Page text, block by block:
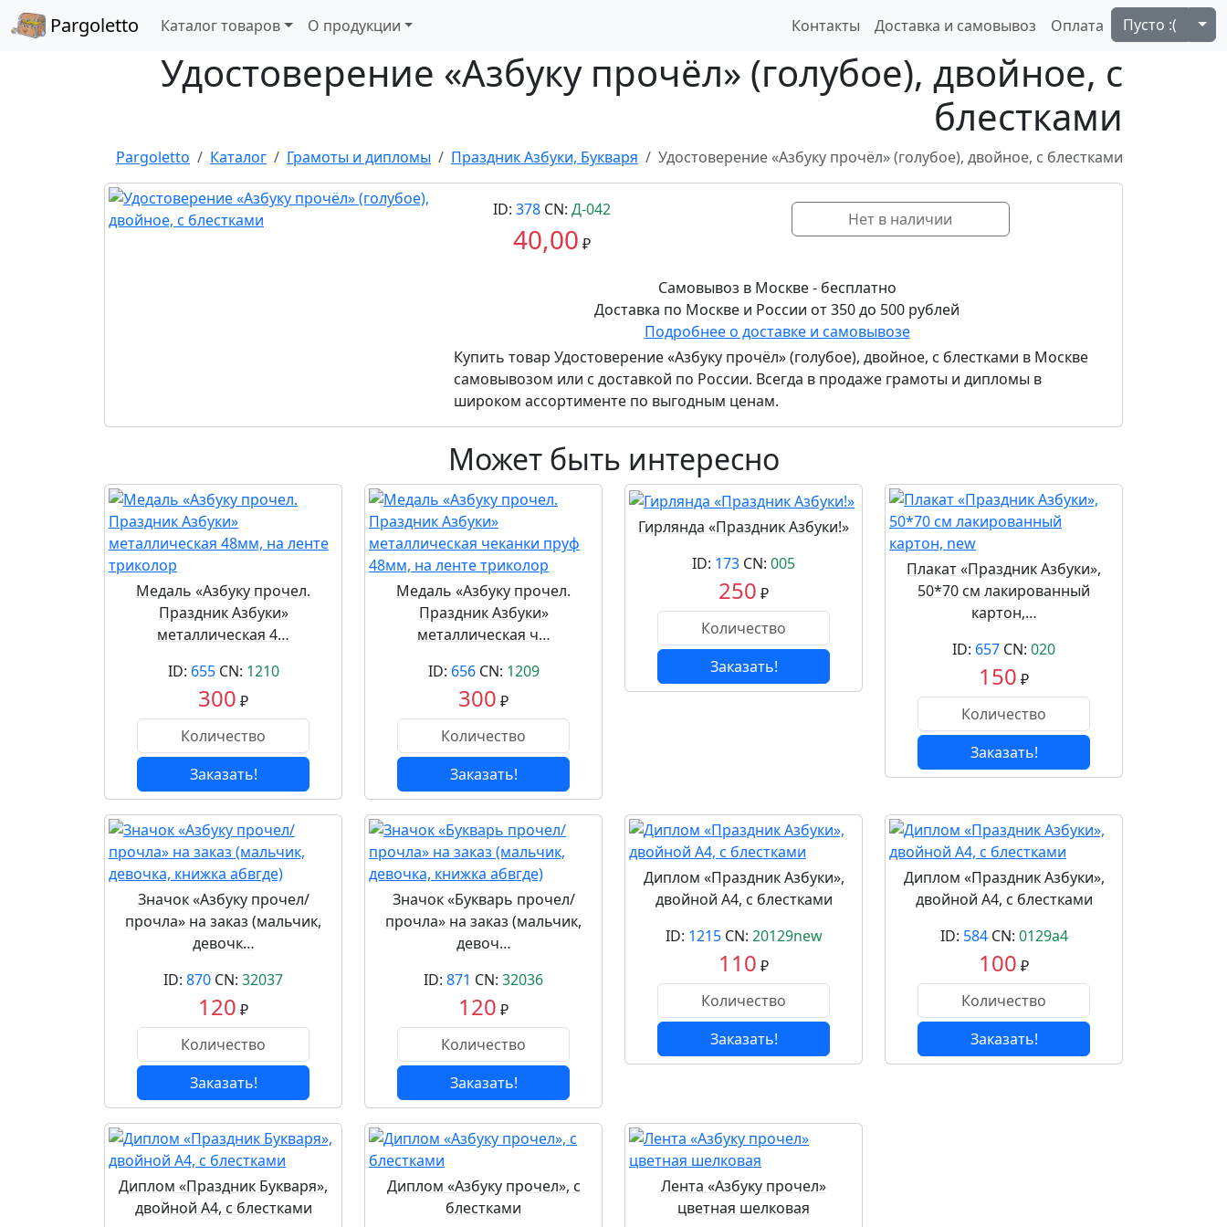
Pargoletto Каталог товаров О продукции Контакты Доставка и самовывоз Оплата Пусто :(
Удостоверение «Азбуку прочёл» (голубое), двойное, с
блестками
Pargoletto Каталог Грамоты и дипломы Праздник Азбуки, Букваря Удостоверение «Азбуку прочёл» (голубое), двойное, с блестками
ID: 378CN: Д-042
40,00 ₽
Нет в наличии
Самовывоз в Москве - бесплатно
Доставка по Москве и России от 350 до 500 рублей
Подробнее о доставке и самовывозе
Купить товар Удостоверение «Азбуку прочёл» (голубое), двойное, с блестками в Москве
самовывозом или с доставкой по России. Всегда в продаже грамоты и дипломы в
широком ассортименте по выгодным ценам.
Может быть интересно
Медаль «Азбуку прочел.
Праздник Азбуки»
металлическая 4…
ID: 655CN: 1210
300 ₽
Заказать!
Медаль «Азбуку прочел.
Праздник Азбуки»
металлическая ч…
ID: 656CN: 1209
300 ₽
Заказать!
Гирлянда «Праздник Азбуки!»
ID: 173 CN: 005
250 ₽
Заказать!
Плакат «Праздник Азбуки»,
50*70 см лакированный
картон,…
ID: 657 CN: 020
150 ₽
Заказать!
Значок «Азбуку прочел/
прочла» на заказ (мальчик,
девочк…
ID: 870 CN: 32037
120 ₽
Заказать!
Значок «Букварь прочел/
прочла» на заказ (мальчик,
девоч…
ID: 871 CN: 32036
120 ₽
Заказать!
Диплом «Праздник Азбуки»,
двойной А4, с блестками
ID: 1215CN: 20129new
110 ₽
Заказать!
Диплом «Праздник Азбуки»,
двойной А4, с блестками
ID: 584CN: 0129a4
100 ₽
Заказать!
Диплом «Праздник Букваря»,
двойной А4, с блестками
Диплом «Азбуку прочел», с
блестками
Лента «Азбуку прочел»
цветная шелковая